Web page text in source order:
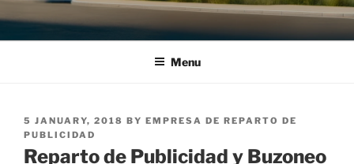
Menu
POSTED
ON
5 JANUARY, 2018 BY EMPRESA DE REPARTO DE
PUBLICIDAD
Reparto de Publicidad y Buzoneo